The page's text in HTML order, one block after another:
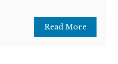
Read More